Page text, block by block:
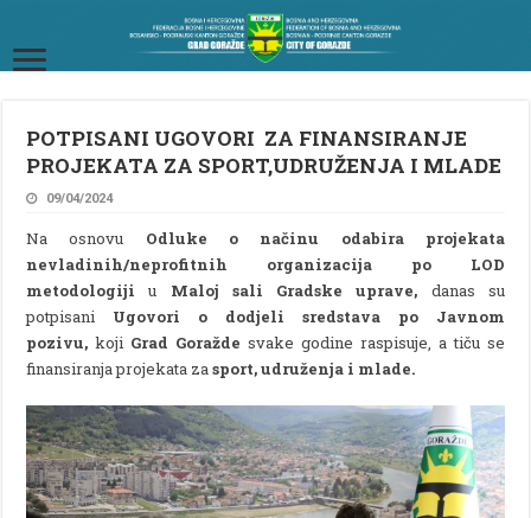
POTPISANI UGOVORI ZA FINANSIRANJE
PROJEKATA ZA SPORT,UDRUŽENJA I MLADE
09/04/2024
Na osnovu Odluke o načinu odabira projekata
nevladinih/neprofitnih organizacija po LOD
metodologiji
u Maloj sali Gradske uprave, danas su
potpisani Ugovori o dodjeli sredstava po Javnom
pozivu,koji Grad Goražde svake godine raspisuje, a tiču se
finansiranja projekata za sport,udruženja i mlade.